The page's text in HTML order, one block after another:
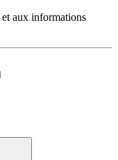
et aux informations